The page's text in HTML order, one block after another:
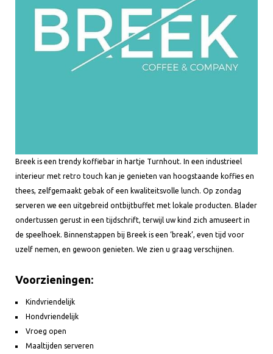
Breek is een trendy koffiebar in hartje Turnhout. In een industrieel
interieur met retro touch kan je genieten van hoogstaande koffies en
thees, zelfgemaakt gebak of een kwaliteitsvolle lunch. Op zondag
serveren we een uitgebreid ontbijtbuffet met lokale producten. Blader
ondertussen gerust in een tijdschrift, terwijl uw kind zich amuseert in
de speelhoek. Binnenstappen bij Breek is een ‘break’, even tijd voor
uzelf nemen, en gewoon genieten. We zien u graag verschijnen.
Voorzieningen:
Kindvriendelijk
Hondvriendelijk
Vroeg open
Maaltijden serveren